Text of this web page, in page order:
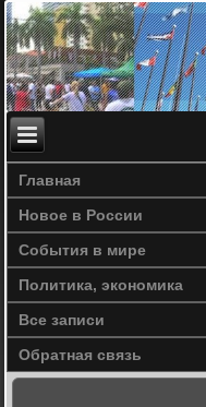
Главная
Новое в России
События в мире
Политика, экономика
Все записи
Обратная связь